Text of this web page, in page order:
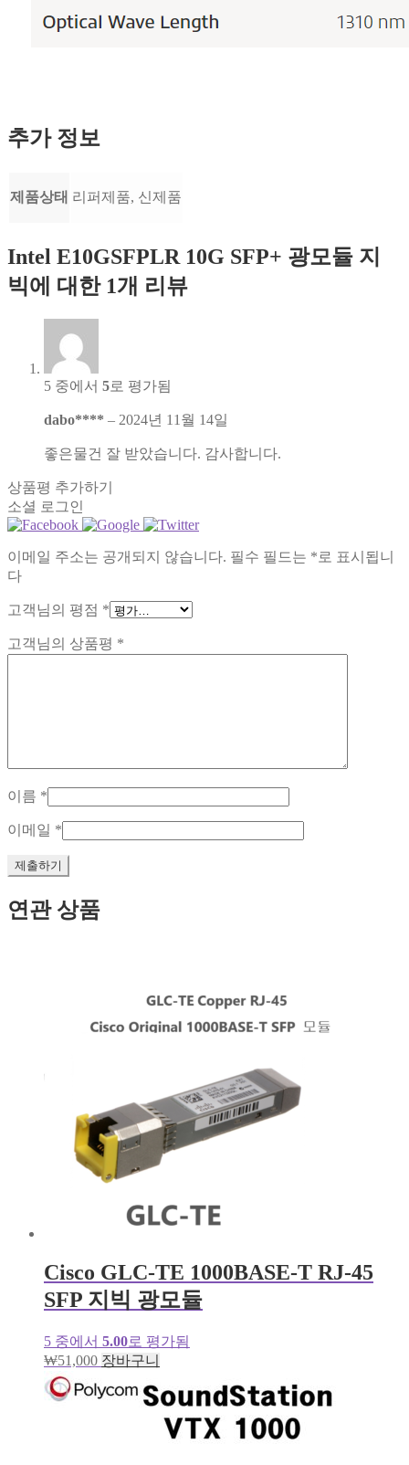
추가 정보
제품상태 리퍼제품, 신제품
Intel E10GSFPLR 10G SFP+ 광모듈 지
빅에 대한 1개 리뷰
5 중에서 5로 평가됨
dabo**** – 2024년 11월 14일
좋은물건 잘 받았습니다. 감사합니다.
상품평 추가하기
소셜 로그인
이메일 주소는 공개되지 않습니다. 필수 필드는 * 로 표시됩니
다
고객님의 평점 *
고객님의 상품평 *
이름 *
이메일 *
연관 상품
Cisco GLC-TE 1000BASE-T RJ-45
SFP 지빅 광모듈
5 중에서 5.00로 평가됨
₩51,000 장바구니